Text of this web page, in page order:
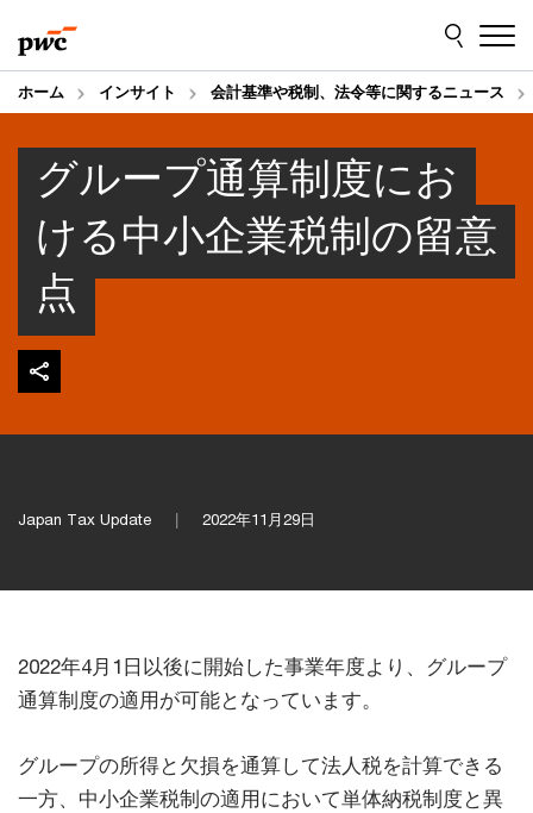
to
content
to
footer
ホーム インサイト 会計基準や税制、法令等に関するニュース
グループ通算制度にお
ける中小企業税制の留意
点
Japan Tax Update 2022年11月29日
2022年4月1日以後に開始した事業年度より、グループ
通算制度の適用が可能となっています。
グループの所得と欠損を通算して法人税を計算できる
一方、中小企業税制の適用において単体納税制度と異